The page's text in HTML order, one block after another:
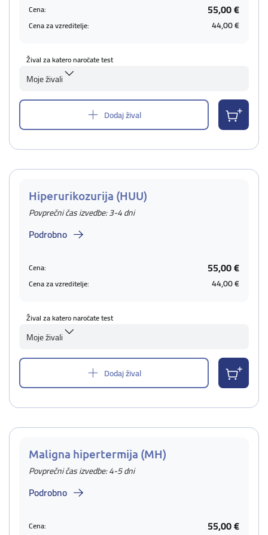
Cena: 55,00 €
Cena za vzreditelje: 44,00 €
Žival za katero naročate test
Moje živali
Dodaj žival
Hiperurikozurija (HUU)
Povprečni čas izvedbe: 3-4 dni
Podrobno
Cena: 55,00 €
Cena za vzreditelje: 44,00 €
Žival za katero naročate test
Moje živali
Dodaj žival
Maligna hipertermija (MH)
Povprečni čas izvedbe: 4-5 dni
Podrobno
Cena: 55,00 €